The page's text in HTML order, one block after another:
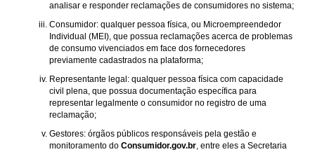
analisar e responder reclamações de consumidores no sistema;
Consumidor: qualquer pessoa física, ou Microempreendedor
Individual (MEI), que possua reclamações acerca de problemas
de consumo vivenciados em face dos fornecedores
previamente cadastrados na plataforma;
Representante legal: qualquer pessoa física com capacidade
civil plena, que possua documentação específica para
representar legalmente o consumidor no registro de uma
reclamação;
Gestores: órgãos públicos responsáveis pela gestão e
monitoramento do Consumidor.gov.br, entre eles a Secretaria